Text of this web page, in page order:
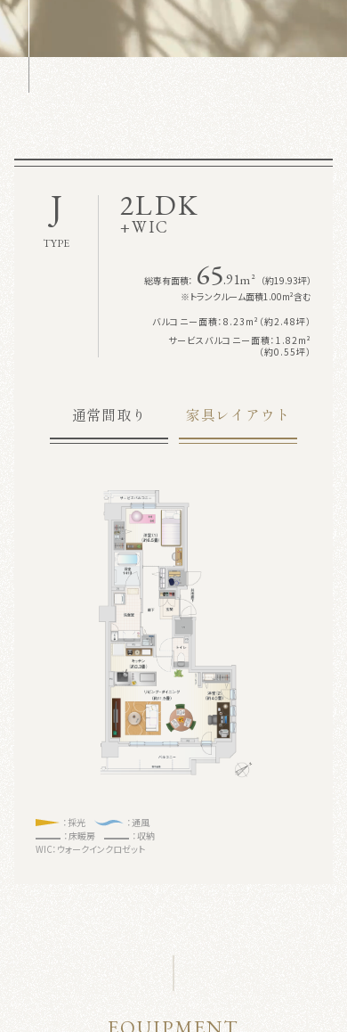
J
TYPE
2LDK
+WIC
総専有面積： 65.91m² （約19.93坪）
※トランクルーム面積1.00m²含む
バルコニー面積：8.23m²（約2.48坪）
サービスバルコニー面積：1.82m²
（約0.55坪）
通常間取り 家具レイアウト
：採光
：通風
：床暖房
：収納
WIC：ウォークインクロゼット